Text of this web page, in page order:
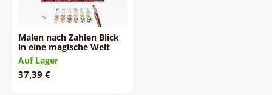
Malen nach Zahlen Blick
in eine magische Welt
Auf Lager
37,39 €